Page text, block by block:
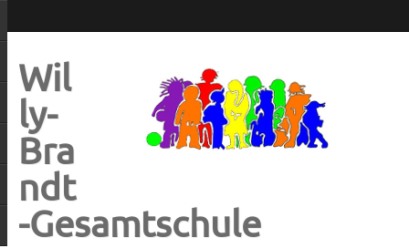
Wil
ly-
Bra
ndt
-Gesamtschule